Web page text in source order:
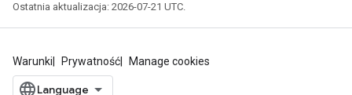
Ostatnia aktualizacja: 2026-07-21 UTC.
Warunki Prywatność Manage cookies